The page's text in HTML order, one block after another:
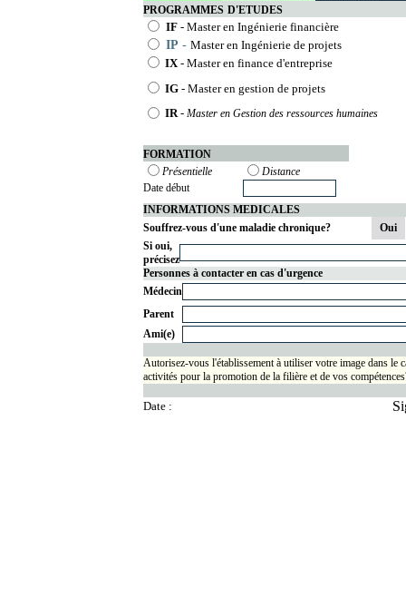
PROGRAMMES D'ETUDES
IF - Master en Ingénierie financière
IP - Master en Ingénierie de projets
IX- Master en finance d'entreprise
IG - Master en gestion de projets
IR- Master en Gestion des ressources humaines
FORMATION
Présentielle
Distance
Date début
INFORMATIONS MEDICALES
Souffrez-vous d'une maladie chronique?
Oui
Si oui,
précisez
Personnes à contacter en cas d'urgence
Médecin
Parent
Ami(e)
Autorisez-vous l'établissement à utiliser votre image dans le
activités pour la promotion de la filière et de vos
Date :